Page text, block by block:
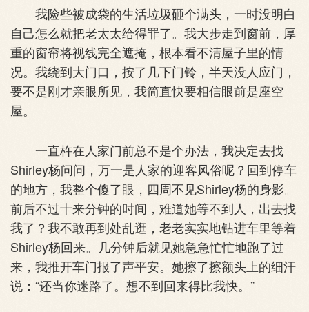
我险些被成袋的生活垃圾砸个满头，一时没明白
自己怎么就把老太太给得罪了。我大步走到窗前，厚
重的窗帘将视线完全遮掩，根本看不清屋子里的情
况。我绕到大门口，按了几下门铃，半天没人应门，
要不是刚才亲眼所见，我简直快要相信眼前是座空
屋。
一直杵在人家门前总不是个办法，我决定去找
Shirley杨问问，万一是人家的迎客风俗呢？回到停车
的地方，我整个傻了眼，四周不见Shirley杨的身影。
前后不过十来分钟的时间，难道她等不到人，出去找
我了？我不敢再到处乱逛，老老实实地钻进车里等着
Shirley杨回来。几分钟后就见她急急忙忙地跑了过
来，我推开车门报了声平安。她擦了擦额头上的细汗
说：“还当你迷路了。想不到回来得比我快。”